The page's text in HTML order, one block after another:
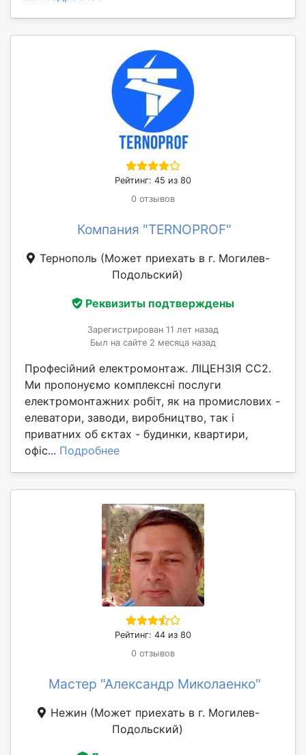
Рейтинг: 45 из 80
0 отзывов
Компания "TERNOPROF"
Тернополь (Может приехать в г. Могилев-
Подольский)
Реквизиты подтверждены
Зарегистрирован 11 лет назад
Был на сайте 2 месяца назад
Професійний електромонтаж. ЛІЦЕНЗІЯ СС2.
Ми пропонуємо комплексні послуги
електромонтажних робіт, як на промислових -
елеватори, заводи, виробництво, так і
приватних об єктах - будинки, квартири,
офіс... Подробнее
Рейтинг: 44 из 80
0 отзывов
Мастер "Александр Миколаенко"
Нежин (Может приехать в г. Могилев-
Подольский)